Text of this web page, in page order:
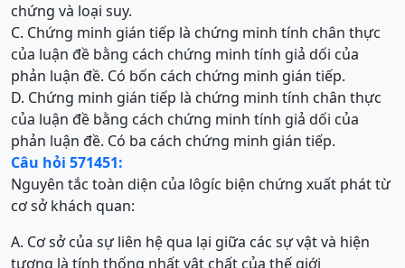
chứng và loại suy.
C. Chứng minh gián tiếp là chứng minh tính chân thực
của luận đề bằng cách chứng minh tính giả dối của
phản luận đề. Có bốn cách chứng minh gián tiếp.
D. Chứng minh gián tiếp là chứng minh tính chân thực
của luận đề bằng cách chứng minh tính giả dối của
phản luận đề. Có ba cách chứng minh gián tiếp.
Câu hỏi 571451:
Nguyên tắc toàn diện của lôgíc biện chứng xuất phát từ
cơ sở khách quan:
A. Cơ sở của sự liên hệ qua lại giữa các sự vật và hiện
tượng là tính thống nhất vật chất của thế giới